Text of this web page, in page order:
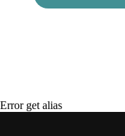
Error get alias